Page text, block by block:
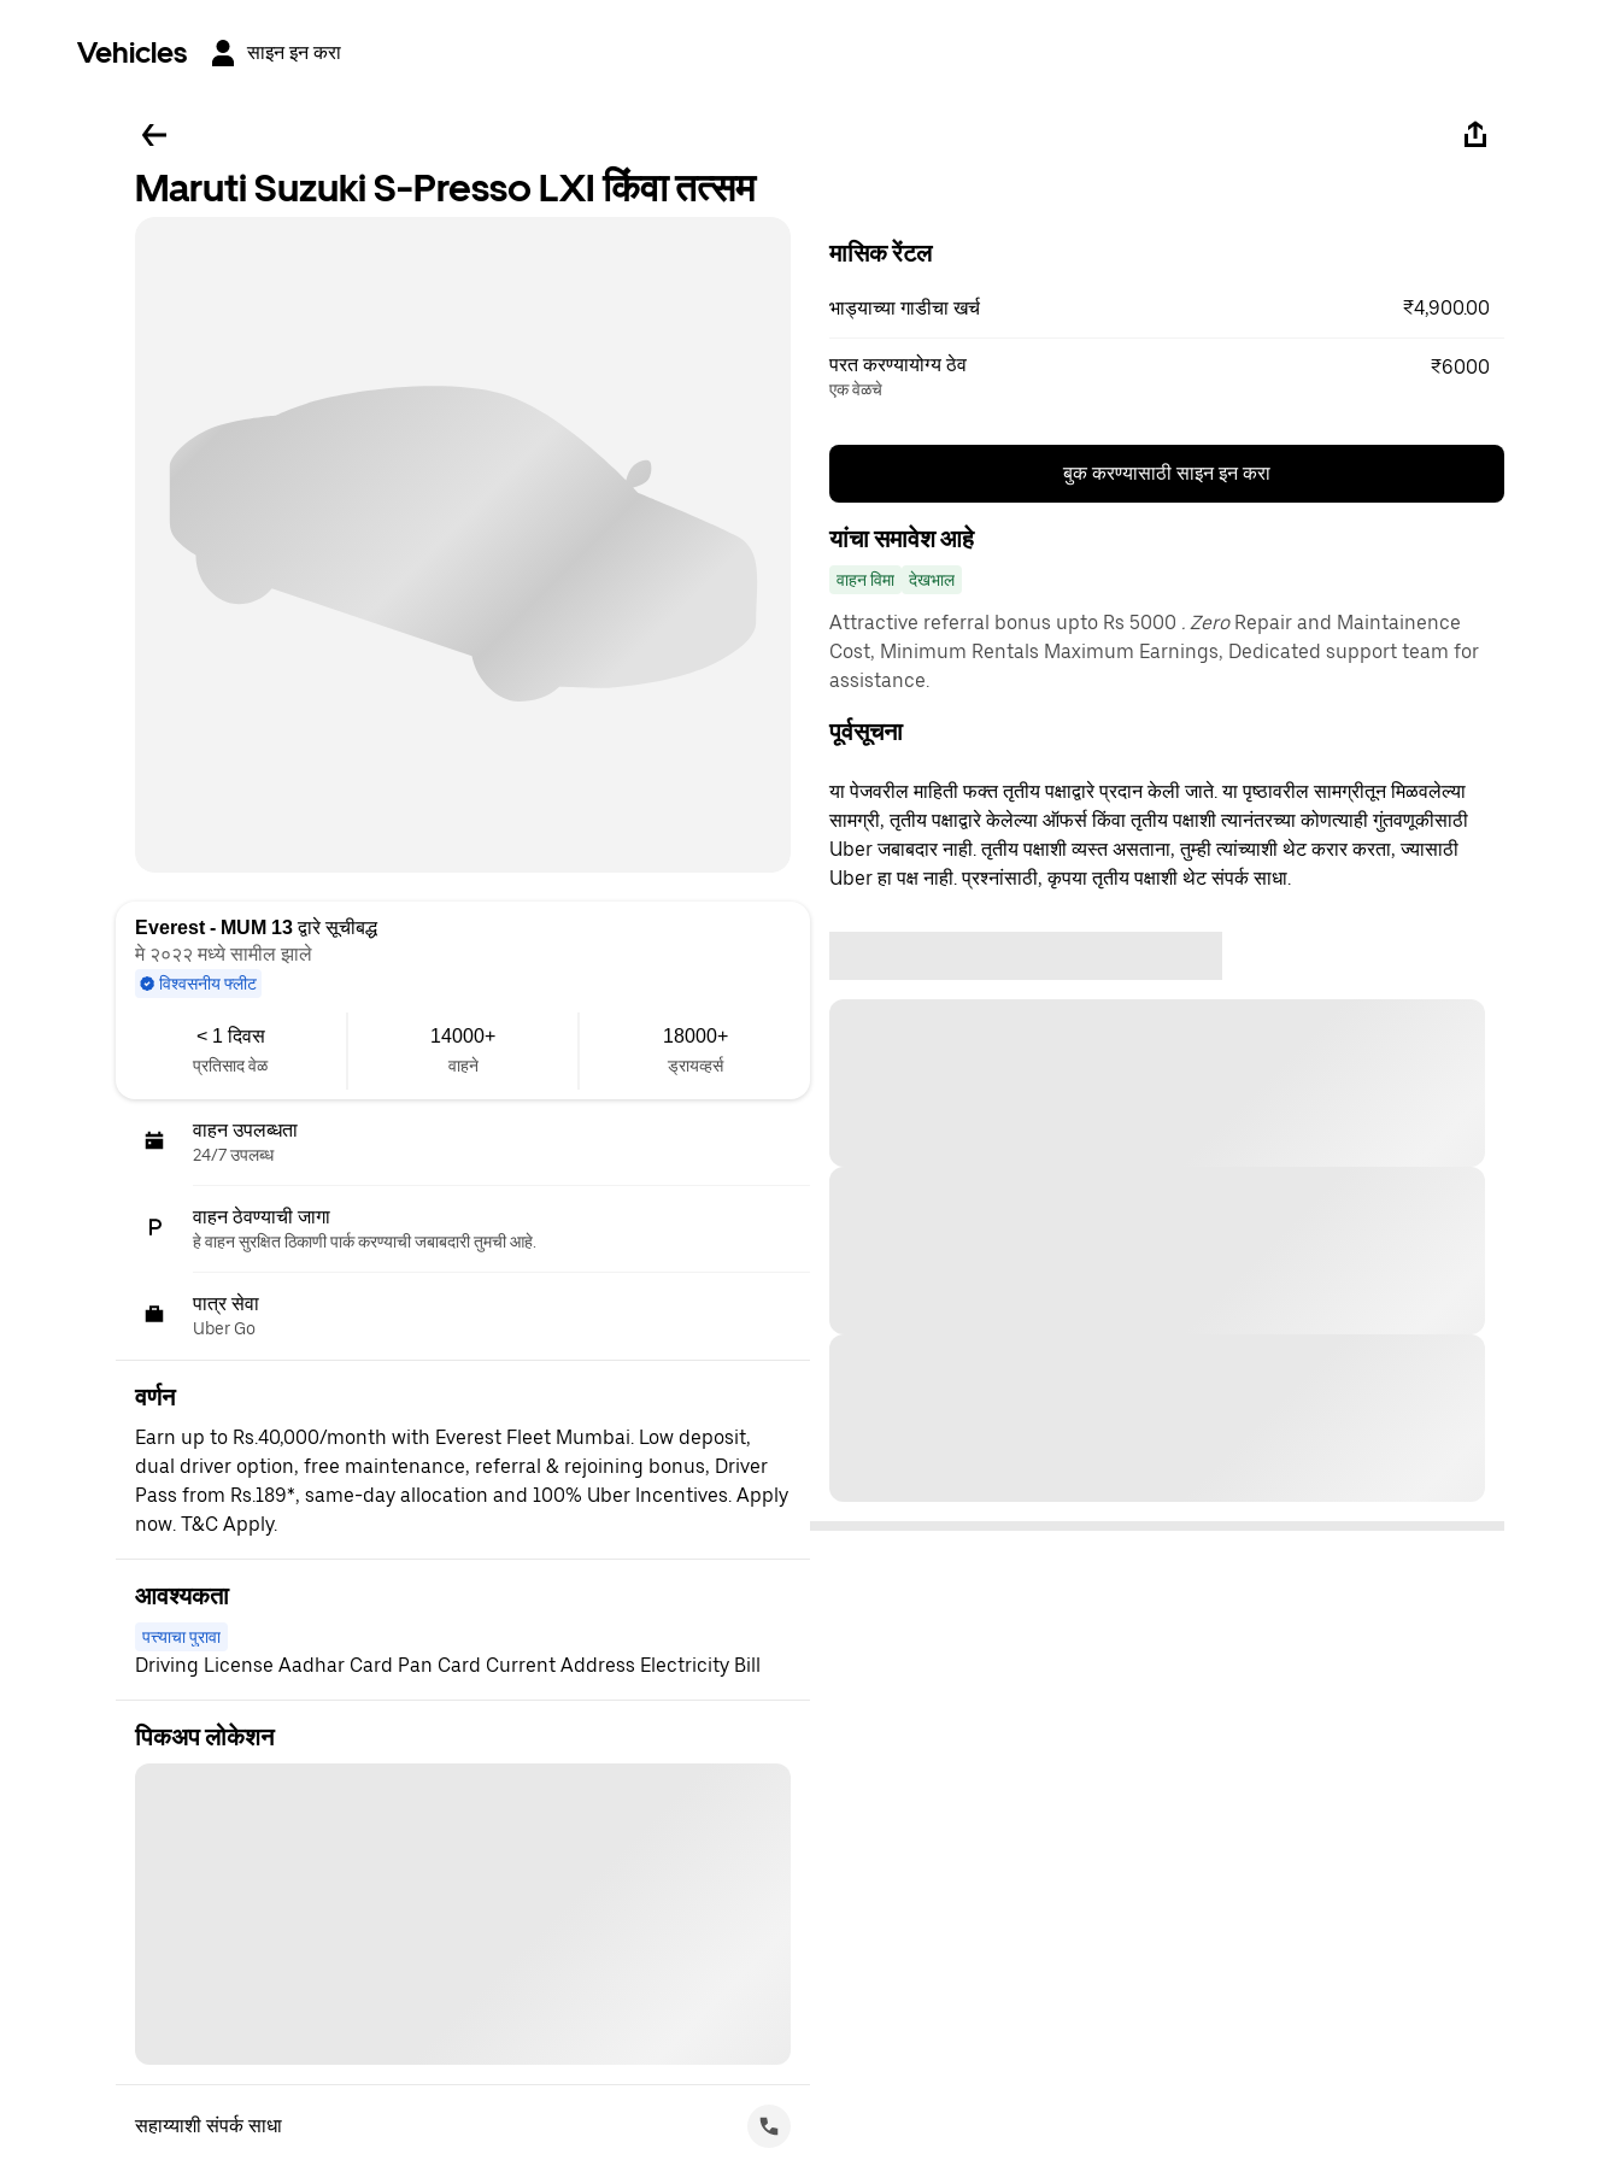
Vehicles साइन इन करा
Maruti Suzuki S-Presso LXI किंवा तत्सम
Everest - MUM 13द्वारे सूचीबद्ध
मे २०२२ मध्ये सामील झाले
विश्वसनीय फ्लीट
< 1 दिवस
प्रतिसाद वेळ
14000+
वाहने
18000+
ड्रायव्हर्स
वाहन उपलब्धता
24/7 उपलब्ध
वाहन ठेवण्याची जागा
हे वाहन सुरक्षित ठिकाणी पार्क करण्याची जबाबदारी तुमची आहे.
पात्र सेवा
Uber Go
वर्णन
Earn up to Rs.40,000/month with Everest Fleet Mumbai. Low deposit,
dual driver option, free maintenance, referral & rejoining bonus, Driver
Pass from Rs.189*, same-day allocation and 100% Uber Incentives. Apply
now. T&C Apply.
आवश्यकता
पत्त्याचा पुरावा
Driving License Aadhar Card Pan Card Current Address Electricity Bill
पिकअप लोकेशन
सहाय्याशी संपर्क साधा
मासिक रेंटल
भाड्याच्या गाडीचा खर्च ₹4,900.00
परत करण्यायोग्य ठेव
एक वेळचे
₹6000
बुक करण्यासाठी साइन इन करा
यांचा समावेश आहे
वाहन विमा देखभाल
Attractive referral bonus upto Rs 5000 . ZeroRepair and Maintainence
Cost, Minimum Rentals Maximum Earnings, Dedicated support team for
assistance.
पूर्वसूचना
या पेजवरील माहिती फक्त तृतीय पक्षाद्वारे प्रदान केली जाते. या पृष्ठावरील सामग्रीतून मिळवलेल्या
सामग्री, तृतीय पक्षाद्वारे केलेल्या ऑफर्स किंवा तृतीय पक्षाशी त्यानंतरच्या कोणत्याही गुंतवणूकीसाठी
Uber जबाबदार नाही. तृतीय पक्षाशी व्यस्त असताना, तुम्ही त्यांच्याशी थेट करार करता, ज्यासाठी
Uber हा पक्ष नाही. प्रश्नांसाठी, कृपया तृतीय पक्षाशी थेट संपर्क साधा.